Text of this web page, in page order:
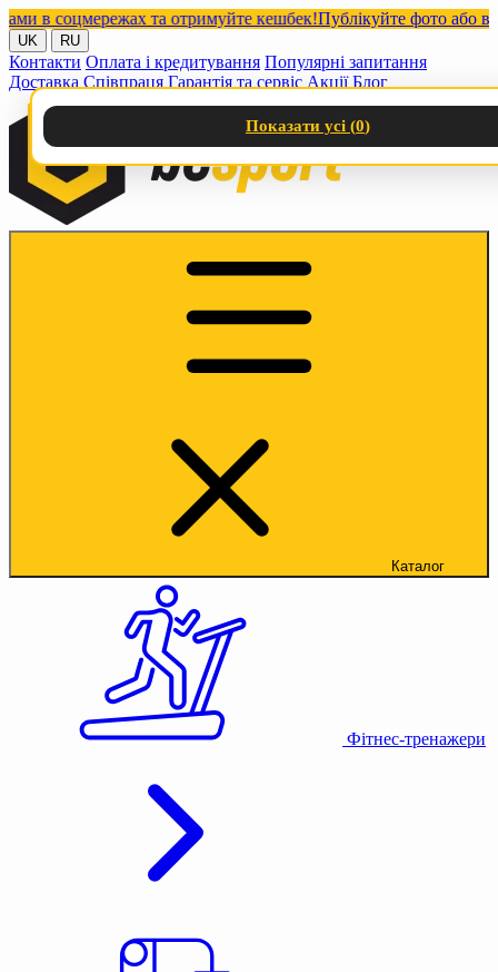
соцмережах та отримуйте кешбек!Публікуйте фото або відео
UK RU
Контакти Оплата і кредитування Популярні запитання
Доставка Співпраця Гарантія та сервіс Акції Блог
Каталог
Фітнес-тренажери
Показати усі (0)